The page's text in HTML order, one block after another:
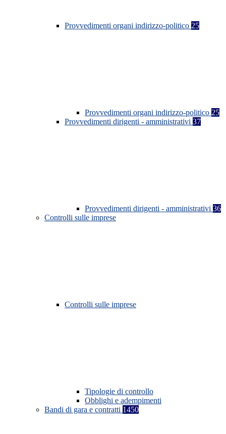
Provvedimenti organi indirizzo-politico 25
Provvedimenti organi indirizzo-politico 25
Provvedimenti dirigenti - amministrativi 37
Provvedimenti dirigenti - amministrativi 36
Controlli sulle imprese
Controlli sulle imprese
Tipologie di controllo
Obblighi e adempimenti
Bandi di gara e contratti 1450